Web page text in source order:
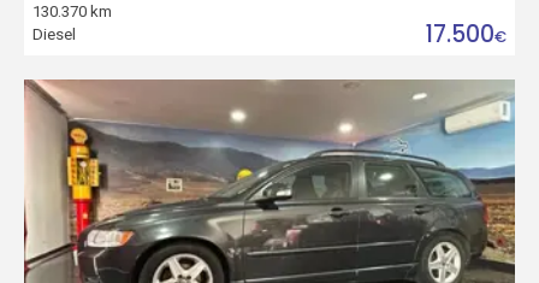
130.370 km
Diesel
17.500€